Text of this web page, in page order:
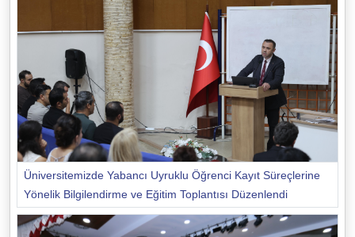
Üniversitemizde Yabancı Uyruklu Öğrenci Kayıt Süreçlerine
Yönelik Bilgilendirme ve Eğitim Toplantısı Düzenlendi